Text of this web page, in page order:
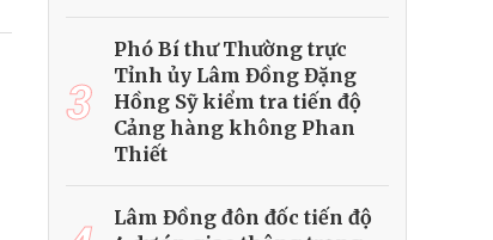
3
Phó Bí thư Thường trực
Tỉnh ủy Lâm Đồng Đặng
Hồng Sỹ kiểm tra tiến độ
Cảng hàng không Phan
Thiết
Lâm Đồng đôn đốc tiến độ